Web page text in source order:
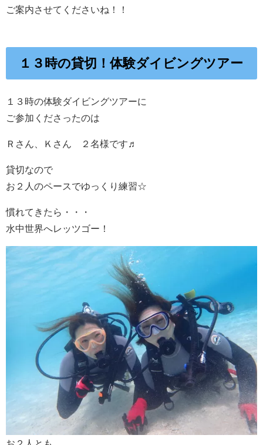
ご案内させてくださいね！！
１３時の貸切！体験ダイビングツアー
１３時の体験ダイビングツアーに
ご参加くださったのは
Ｒさん、Ｋさん ２名様です♬
貸切なので
お２人のペースでゆっくり練習☆
慣れてきたら・・・
水中世界へレッツゴー！
お２人とも